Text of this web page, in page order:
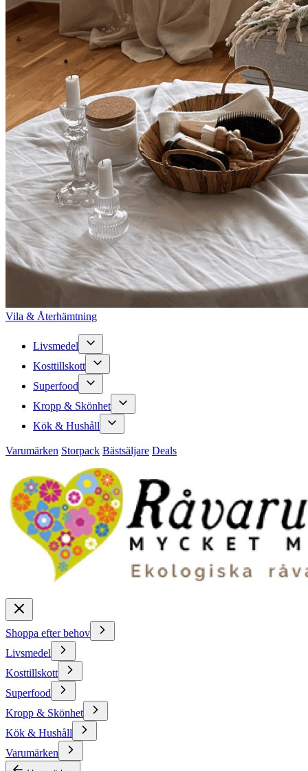
Vila & Återhämtning
Livsmedel
Kosttillskott
Superfood
Kropp & Skönhet
Kök & Hushåll
Varumärken Storpack Bästsäljare Deals
Shoppa efter behov
Livsmedel
Kosttillskott
Superfood
Kropp & Skönhet
Kök & Hushåll
Varumärken